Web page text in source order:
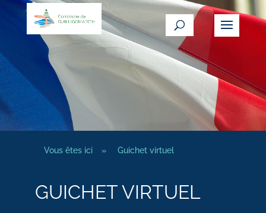
Vous êtes ici » Guichet virtuel
GUICHET VIRTUEL